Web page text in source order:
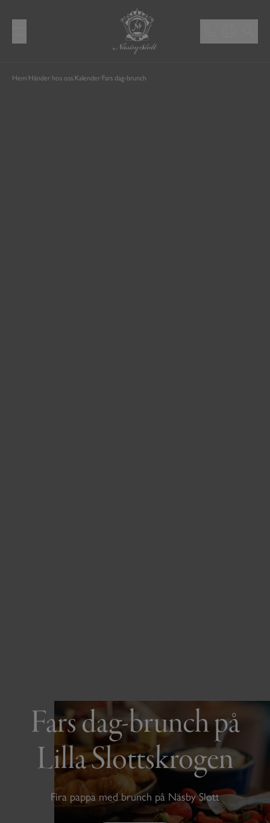
Hem Händer hos oss Kalender Fars dag-brunch
Fars dag-brunch på
Lilla Slottskrogen
Fira pappa med brunch på Näsby Slott